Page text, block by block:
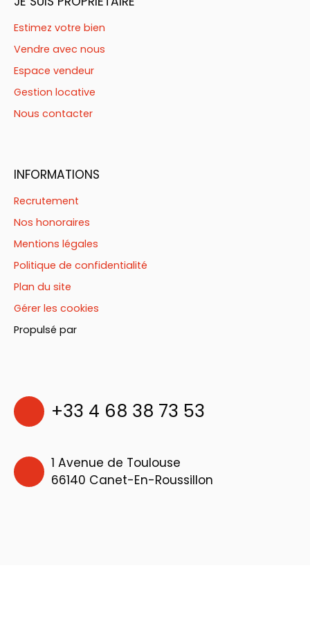
Estimez votre bien
Vendre avec nous
Espace vendeur
Gestion locative
Nous contacter
INFORMATIONS
Recrutement
Nos honoraires
Mentions légales
Politique de confidentialité
Plan du site
Gérer les cookies
Propulsé par
+33 4 68 38 73 53
1 Avenue de Toulouse
66140 Canet-En-Roussillon